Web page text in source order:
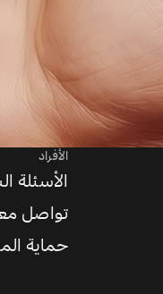
الأفراد
الأسئلة
تواصل
حماية